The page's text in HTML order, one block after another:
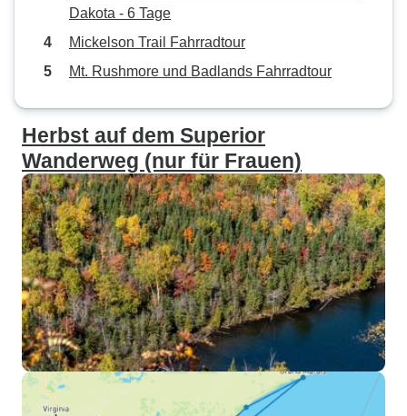
Dakota - 6 Tage
Mickelson Trail Fahrradtour
Mt. Rushmore und Badlands Fahrradtour
Herbst auf dem Superior
Wanderweg (nur für Frauen)